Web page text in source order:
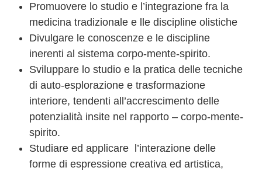
Promuovere lo studio e l’integrazione fra la
medicina tradizionale e lle discipline olistiche
Divulgare le conoscenze e le discipline
inerenti al sistema corpo-mente-spirito.
Sviluppare lo studio e la pratica delle tecniche
di auto-esplorazione e trasformazione
interiore, tendenti all’accrescimento delle
potenzialità insite nel rapporto – corpo-mente-
spirito.
Studiare ed applicare l’interazione delle
forme di espressione creativa ed artistica,